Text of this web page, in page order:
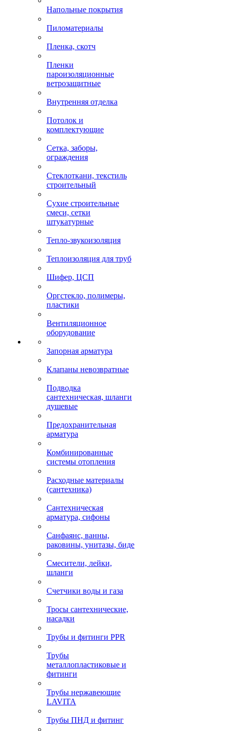
Напольные покрытия
Пиломатериалы
Пленка, скотч
Пленки
пароизоляционные
ветрозащитные
Внутренняя отделка
Потолок и
комплектующие
Сетка, заборы,
ограждения
Стеклоткани, текстиль
строительный
Сухие строительные
смеси, сетки
штукатурные
Тепло-звукоизоляция
Теплоизоляция для труб
Шифер, ЦСП
Оргстекло, полимеры,
пластики
Вентиляционное
оборудование
Запорная арматура
Клапаны невозвратные
Подводка
сантехническая, шланги
душевые
Предохранительная
арматура
Комбинированные
системы отопления
Расходные материалы
(сантехника)
Сантехническая
арматура, сифоны
Санфаянс, ванны,
раковины, унитазы, биде
Смесители, лейки,
шланги
Счетчики воды и газа
Тросы сантехнические,
насадки
Трубы и фитинги PPR
Трубы
металлопластиковые и
фитинги
Трубы нержавеющие
LAVITA
Трубы ПНД и фитинг